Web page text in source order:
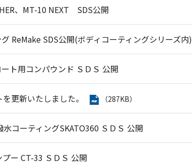
、MT-10 NEXT SDS公開
グ ReMake SDS公開(ボディコーティングシリーズ内)
ート用コンパウンド ＳＤＳ 公開
更新いたしました。 （287KB）
水コーティングSKATO360 ＳＤＳ 公開
プー CT-33 ＳＤＳ 公開